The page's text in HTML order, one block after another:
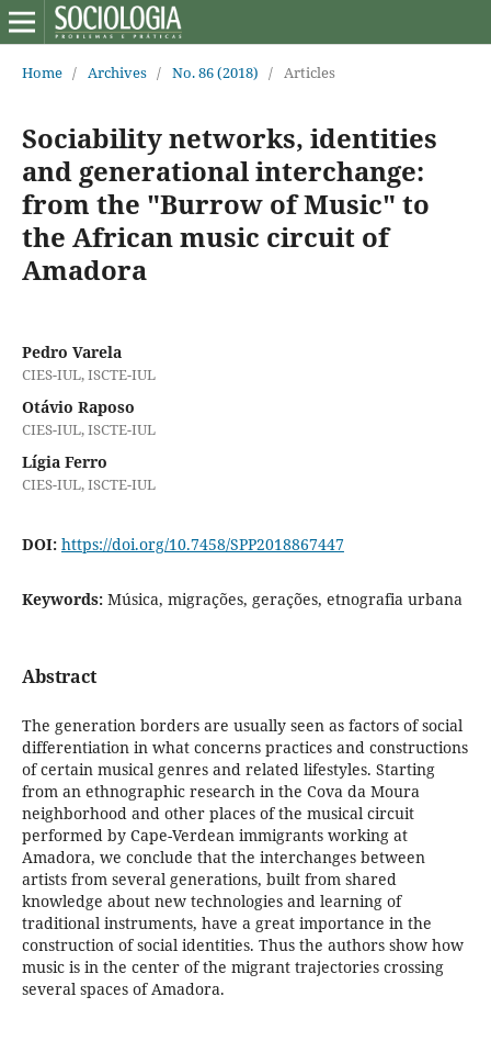
Home / Archives / No. 86 (2018) / Articles
Sociability networks, identities
and generational interchange:
from the "Burrow of Music" to
the African music circuit of
Amadora
Pedro Varela
CIES-IUL, ISCTE-IUL
Otávio Raposo
CIES-IUL, ISCTE-IUL
Lígia Ferro
CIES-IUL, ISCTE-IUL
DOI: https://doi.org/10.7458/SPP2018867447
Keywords: Música, migrações, gerações, etnografia urbana
Abstract
The generation borders are usually seen as factors of social
differentiation in what concerns practices and constructions
of certain musical genres and related lifestyles. Starting
from an ethnographic research in the Cova da Moura
neighborhood and other places of the musical circuit
performed by Cape-Verdean immigrants working at
Amadora, we conclude that the interchanges between
artists from several generations, built from shared
knowledge about new technologies and learning of
traditional instruments, have a great importance in the
construction of social identities. Thus the authors show how
music is in the center of the migrant trajectories crossing
several spaces of Amadora.